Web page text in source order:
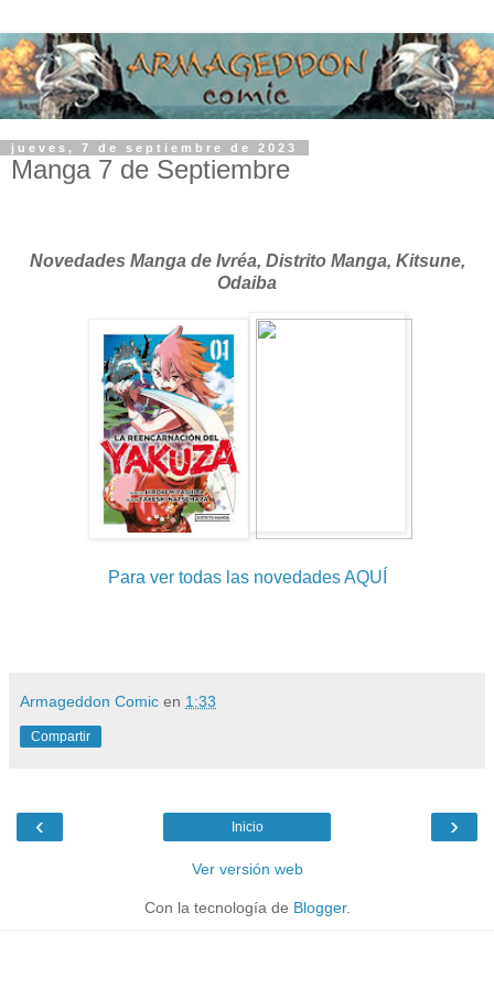
jueves, 7 de septiembre de 2023
Manga 7 de Septiembre
Novedades Manga de Ivréa, Distrito Manga, Kitsune,
Odaiba
Para ver todas las novedades AQUÍ
Armageddon Comic en 1:33
Compartir
‹ ›
Inicio
Ver versión web
Con la tecnología de Blogger.